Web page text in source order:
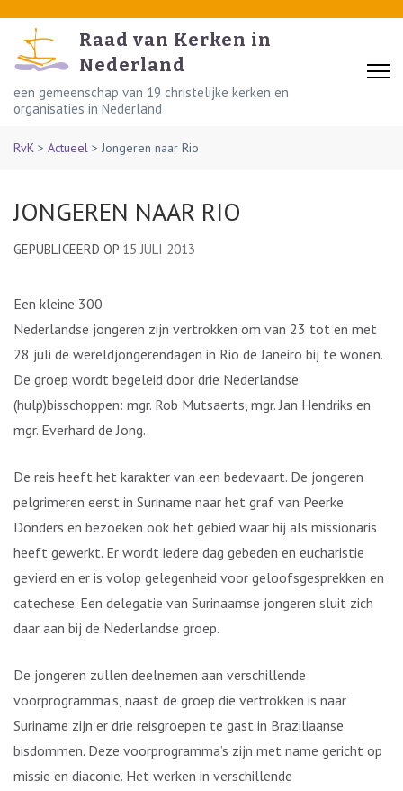
content
(Press
Enter)
Raad van Kerken in
Nederland
een gemeenschap van 19 christelijke kerken en
organisaties in Nederland
RvK > Actueel > Jongeren naar Rio
JONGEREN NAAR RIO
GEPUBLICEERD OP 15 JULI 2013
Een kleine 300
Nederlandse jongeren zijn vertrokken om van 23 tot en met
28 juli de wereldjongerendagen in Rio de Janeiro bij te wonen.
De groep wordt begeleid door drie Nederlandse
(hulp)bisschoppen: mgr. Rob Mutsaerts, mgr. Jan Hendriks en
mgr. Everhard de Jong.
De reis heeft het karakter van een bedevaart. De jongeren
pelgrimeren eerst in Suriname naar het graf van Peerke
Donders en bezoeken ook het gebied waar hij als missionaris
heeft gewerkt. Er wordt iedere dag gebeden en eucharistie
gevierd en er is volop gelegenheid voor geloofsgesprekken en
catechese. Een delegatie van Surinaamse jongeren sluit zich
daar aan bij de Nederlandse groep.
De jongeren zullen deelnemen aan verschillende
voorprogramma’s, naast de groep die vertrokken is naar
Suriname zijn er drie reisgroepen te gast in Braziliaanse
bisdommen. Deze voorprogramma’s zijn met name gericht op
missie en diaconie. Het werken in verschillende